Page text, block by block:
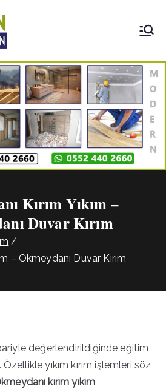
Tadilat
Dekorasyon
Kırım Yıkım –
Duvar Kırım
– Okmeydanı Duvar Kırım
değerlendirildiğinde eğitim
yıkım kırım işlemleri söz
kırım yıkım